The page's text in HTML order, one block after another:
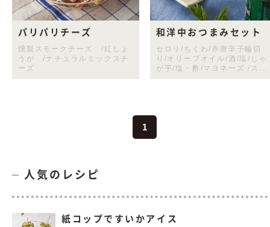
パリパリチーズ
燻製スモークチーズ /紅しょ
うが /ナチュラルミックスチ
ーズ
和洋中おつまみセット
セロリ/ちくわ/赤唐辛子輪切
り/オリーブオイル/酒/塩/じゃ
が芋/塩・酢/マヨネーズ /ス...
1
人気のレシピ
紙コップですいかアイス